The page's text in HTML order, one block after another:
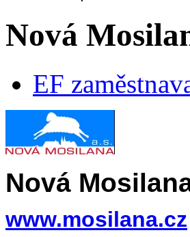
Nová
EF
Nová
www.mosilana.cz